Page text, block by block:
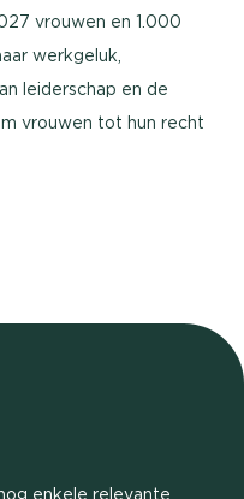
vrouwen en 1.000
werkgeluk,
leiderschap en de
vrouwen tot hun recht
enkele relevante